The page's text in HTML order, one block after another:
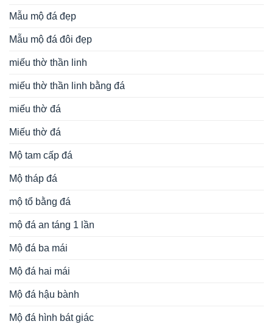
Mẫu mộ đá đẹp
Mẫu mộ đá đôi đẹp
miếu thờ thần linh
miếu thờ thần linh bằng đá
miếu thờ đá
Miếu thờ đá
Mộ tam cấp đá
Mộ tháp đá
mộ tổ bằng đá
mộ đá an táng 1 lần
Mộ đá ba mái
Mộ đá hai mái
Mộ đá hậu bành
Mộ đá hình bát giác